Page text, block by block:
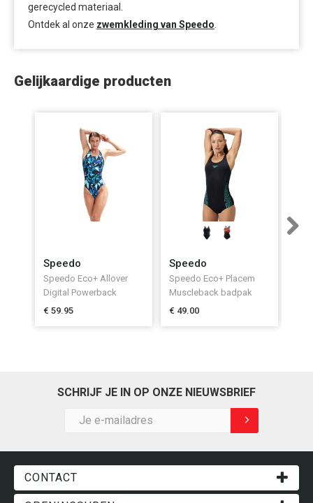
gerecycled materiaal.
Ontdek al onze zwemkleding van Speedo
Gelijkaardige producten
Speedo
Speedo Eco+ Allover
Digital Powerback
Badpak
€ 59.95
Speedo
Speedo Eco+ Placem
Muscleback badpak
€ 49.00
SCHRIJF JE IN OP ONZE NIEUWSBRIEF
CONTACT